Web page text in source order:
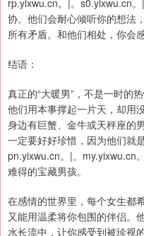
rp.yixwu.cn。|。s0.yixwu.cn
协。他们会耐心倾听你的想法
所有矛盾。和他们相处，你会
结语：
真正的“大暖男”，不是一时的
他们用本事撑起一片天，却用
身边有巨蟹、金牛或天秤座的
一定要好好珍惜，因为他们就
pn.yixwu.cn。|。my.yixwu.cn
难得的宝藏男孩。
在感情的世界里，每个女生都
又能用温柔将你包围的伴侣。
水长流中，让你感受到被珍视